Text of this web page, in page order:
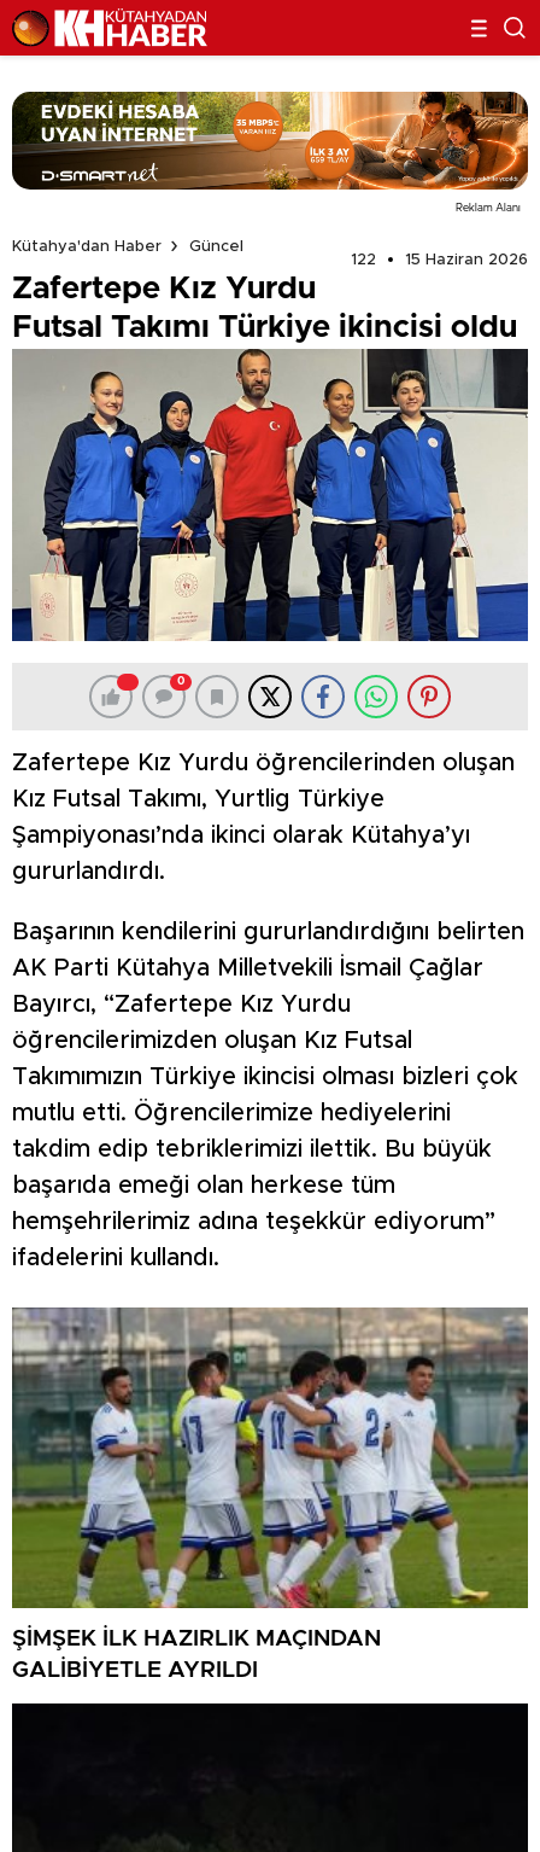
Reklam Alanı
Kütahya'dan Haber
Güncel
122
15 Haziran 2026
Zafertepe Kız Yurdu
Futsal Takımı Türkiye ikincisi oldu
0
Zafertepe Kız Yurdu öğrencilerinden oluşan
Kız Futsal Takımı, Yurtlig Türkiye
Şampiyonası’nda ikinci olarak Kütahya’yı
gururlandırdı.
Başarının kendilerini gururlandırdığını belirten
AK Parti Kütahya Milletvekili İsmail Çağlar
Bayırcı, “Zafertepe Kız Yurdu
öğrencilerimizden oluşan Kız Futsal
Takımımızın Türkiye ikincisi olması bizleri çok
mutlu etti. Öğrencilerimize hediyelerini
takdim edip tebriklerimizi ilettik. Bu büyük
başarıda emeği olan herkese tüm
hemşehrilerimiz adına teşekkür ediyorum”
ifadelerini kullandı.
ŞİMŞEK İLK HAZIRLIK MAÇINDAN
GALİBİYETLE AYRILDI